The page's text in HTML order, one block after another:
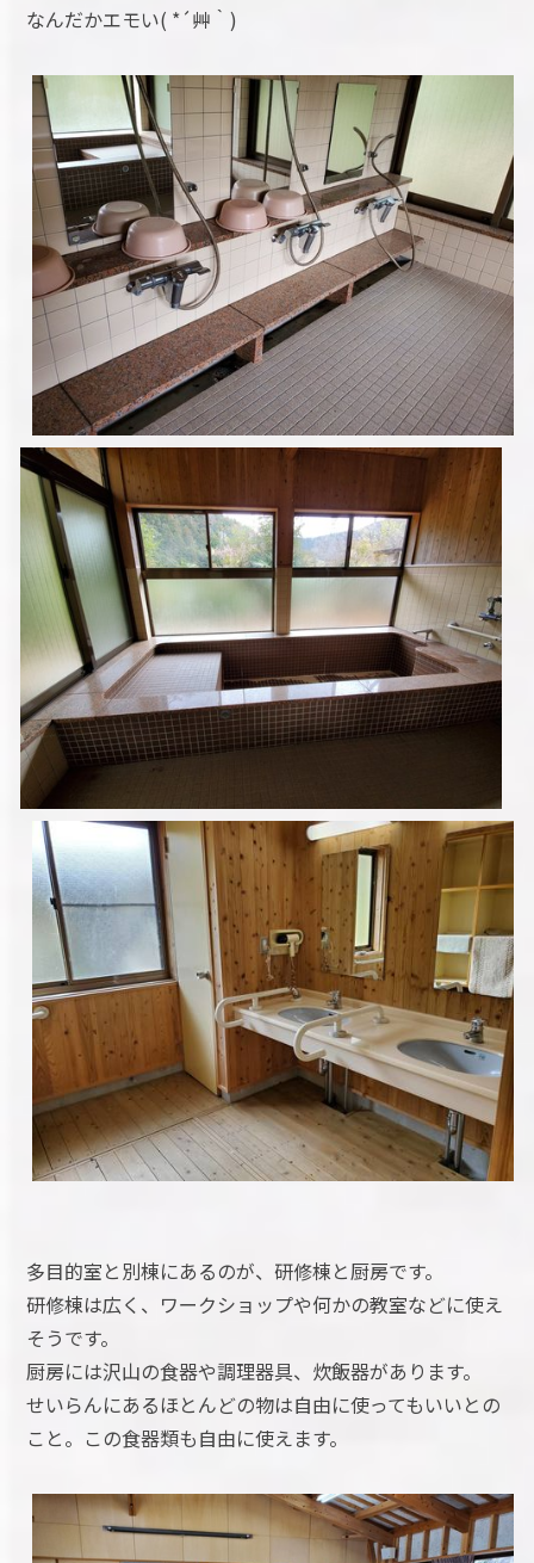
なんだかエモい( *´艸｀)
多目的室と別棟にあるのが、研修棟と厨房です。
研修棟は広く、ワークショップや何かの教室などに使え
そうです。
厨房には沢山の食器や調理器具、炊飯器があります。
せいらんにあるほとんどの物は自由に使ってもいいとの
こと。この食器類も自由に使えます。